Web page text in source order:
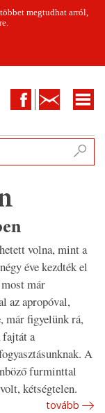
többet megtudhat arról,
FacebookKapcsolat
WINESOFA
volna, mint a
éve kezdték el
már
az apropóval,
már figyelünk rá,
fajtát a
A
furminttal
kétségtelen.
tovább